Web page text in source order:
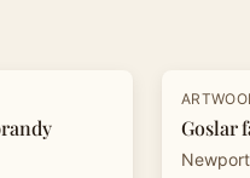
Goslar
Newport